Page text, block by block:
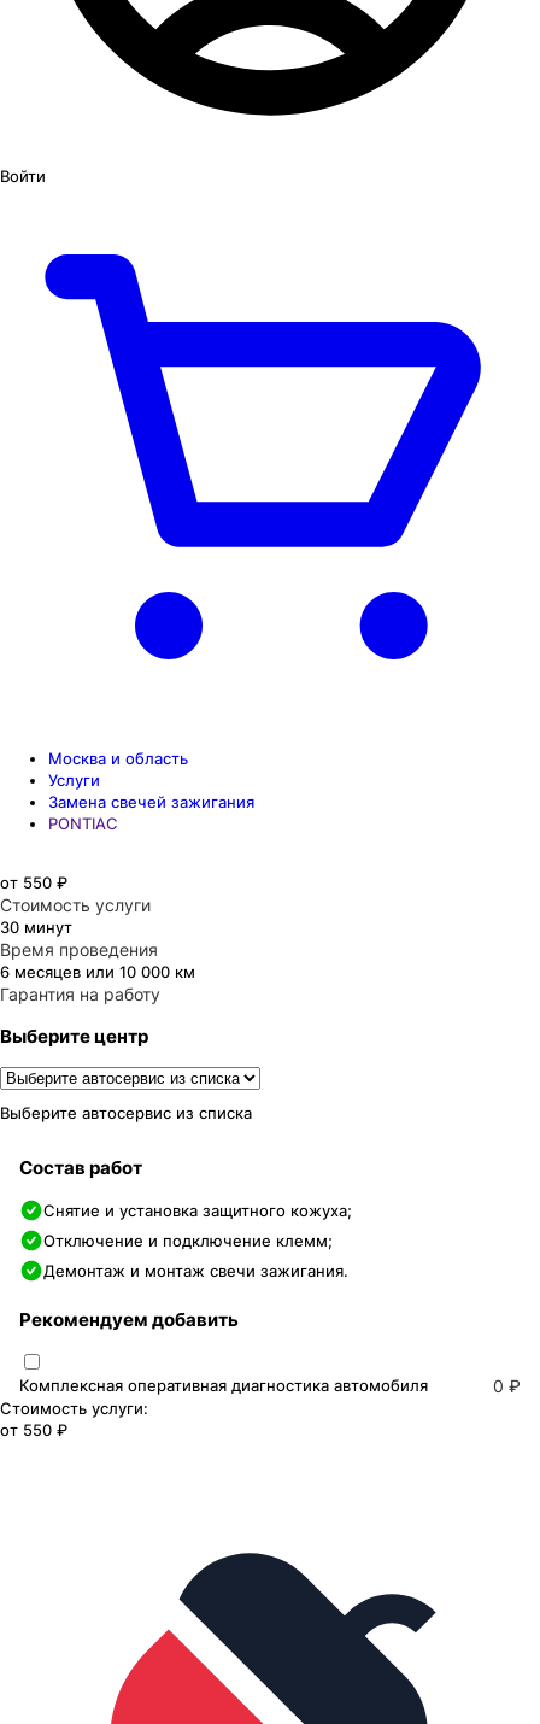
Войти
Москва и область
Услуги
Замена свечей зажигания
PONTIAC
от 550 ₽
Стоимость услуги
30 минут
Время проведения
6 месяцев или 10 000 км
Гарантия на работу
Выберите центр
Выберите автосервис из списка
Состав работ
Снятие и установка защитного кожуха;
Отключение и подключение клемм;
Демонтаж и монтаж свечи зажигания.
Рекомендуем добавить
Комплексная оперативная диагностика автомобиля 0 ₽
Стоимость услуги:
от 550 ₽